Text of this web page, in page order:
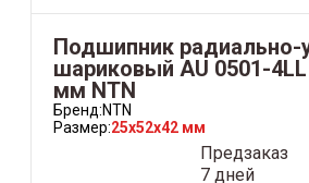
Подшипник радиально-
шариковый AU 0501-
мм NTN
Бренд:NTN
Размер:25x52x42 мм
Предзаказ
7 дней